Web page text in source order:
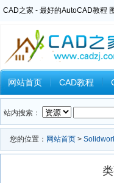
CAD之家 - 最好的AutoCAD教程
网站首页 CAD教程
Inventor教程 Ansys教程
站内搜索：
您的位置： 网站首页 >